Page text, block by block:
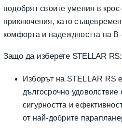
подобрят своите умения в
приключения, като
комфорта и надеждността на B-
Защо да изберете STELLAR RS:
Изборът на STELLAR RS
дългосрочно удоволствие
сигурността и
от най-добрите